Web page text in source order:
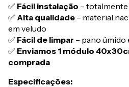
✅ Fácil instalação –
✅ Alta qualidade – material
em veludo
✅ Fácil de limpar – pano
✅ Enviamos 1 módulo
comprada
Especificações: